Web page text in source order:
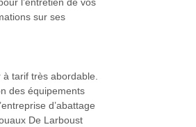
l’entretien de vos
sur ses
à tarif très abordable.
des équipements
d’abattage
De Larboust